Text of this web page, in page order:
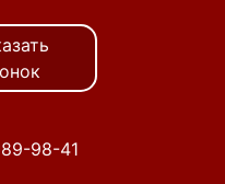
98-41